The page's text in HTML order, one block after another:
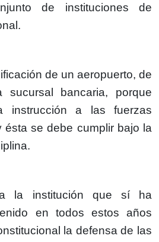
de instituciones de
de un aeropuerto, de
bancaria, porque
instrucción a las fuerzas
ésta se debe cumplir bajo la
la institución que sí ha
en todos estos años
la defensa de las